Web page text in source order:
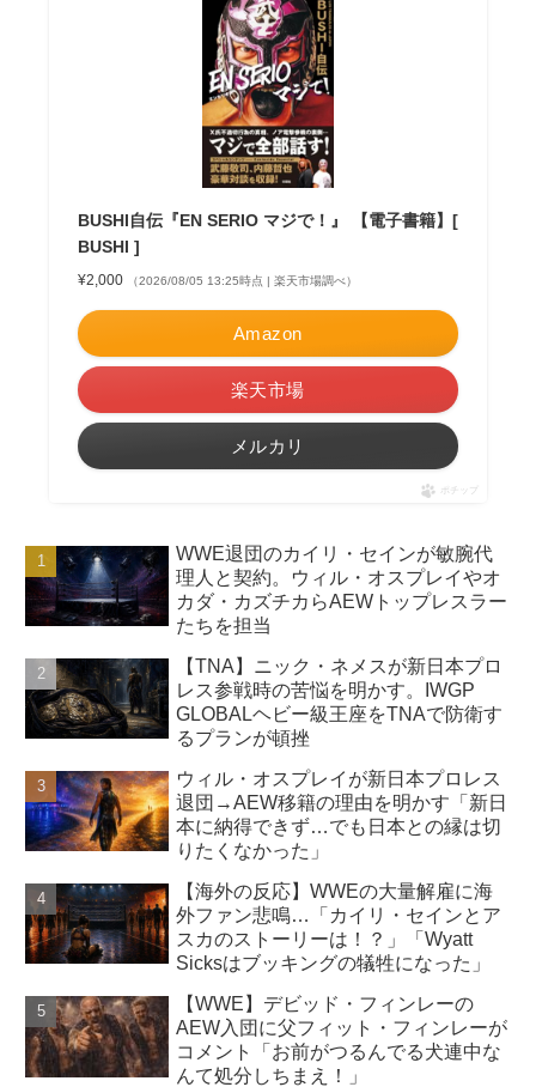
BUSHI自伝『EN SERIO マジで！』 【電子書籍】[
BUSHI ]
¥2,000 （2026/08/05 13:25時点 | 楽天市場調べ）
Amazon
楽天市場
メルカリ
ポチップ
WWE退団のカイリ・セインが敏腕代
理人と契約。ウィル・オスプレイやオ
カダ・カズチカらAEWトップレスラー
たちを担当
【TNA】ニック・ネメスが新日本プロ
レス参戦時の苦悩を明かす。IWGP
GLOBALヘビー級王座をTNAで防衛す
るプランが頓挫
ウィル・オスプレイが新日本プロレス
退団→AEW移籍の理由を明かす「新日
本に納得できず…でも日本との縁は切
りたくなかった」
【海外の反応】WWEの大量解雇に海
外ファン悲鳴…「カイリ・セインとア
スカのストーリーは！？」「Wyatt
Sicksはブッキングの犠牲になった」
【WWE】デビッド・フィンレーの
AEW入団に父フィット・フィンレーが
コメント「お前がつるんでる犬連中な
んて処分しちまえ！」